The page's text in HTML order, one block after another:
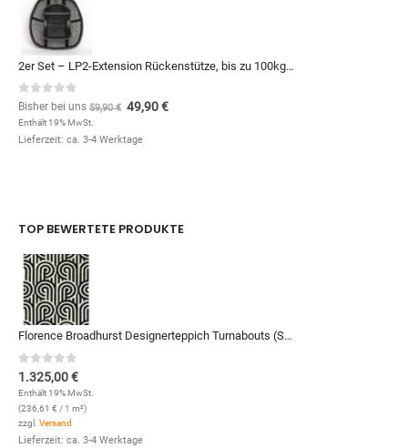
2er Set – LP2-Extension Rückenstütze, bis zu 100kg – 10€ günstiger
0out of 5
Bisher bei uns 59,90€ 49,90€
Enthält 19% MwSt.
Lieferzeit: ca. 3-4 Werktage
TOP BEWERTETE PRODUKTE
Florence Broadhurst Designerteppich Turnabouts (Schwarz/Weiß; 200 x 280 cm)
0 out of 5
1.325,00€
Enthält 19% MwSt.
(236,61 € / 1 m²)
zzgl. Versand
Lieferzeit: ca. 3-4 Werktage